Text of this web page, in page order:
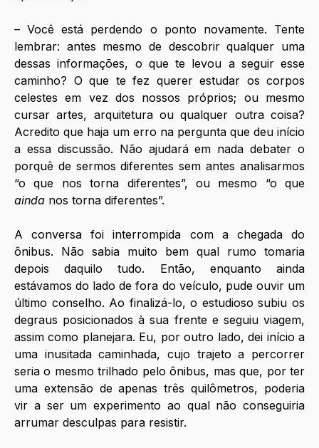
– Você está perdendo o ponto novamente. Tente
lembrar: antes mesmo de descobrir qualquer uma
dessas informações, o que te levou a seguir esse
caminho? O que te fez querer estudar os corpos
celestes em vez dos nossos próprios; ou mesmo
cursar artes, arquitetura ou qualquer outra coisa?
Acredito que haja um erro na pergunta que deu início
a essa discussão. Não ajudará em nada debater o
porquê de sermos diferentes sem antes analisarmos
ainda nos torna diferentes”.
A conversa foi interrompida com a chegada do
ônibus. Não sabia muito bem qual rumo tomaria
depois daquilo tudo. Então, enquanto ainda
estávamos do lado de fora do veículo, pude ouvir um
último conselho. Ao finalizá-lo, o estudioso subiu os
degraus posicionados à sua frente e seguiu viagem,
assim como planejara. Eu, por outro lado, dei início a
uma inusitada caminhada, cujo trajeto a percorrer
seria o mesmo trilhado pelo ônibus, mas que, por ter
uma extensão de apenas três quilômetros, poderia
vir a ser um experimento ao qual não conseguiria
arrumar desculpas para resistir.